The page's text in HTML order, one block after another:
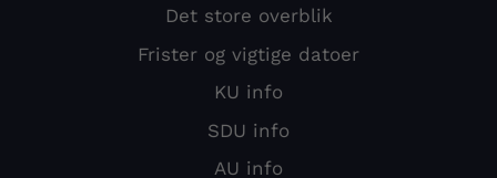
Det store overblik
Frister og vigtige datoer
KU info
SDU info
AU info